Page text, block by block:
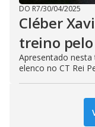
DO R7/30/04/2025
Cléber
treino
Apresentado
elenco no CT Rei